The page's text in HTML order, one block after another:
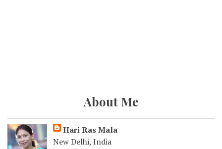
About Me
Hari Ras Mala
New Delhi, India